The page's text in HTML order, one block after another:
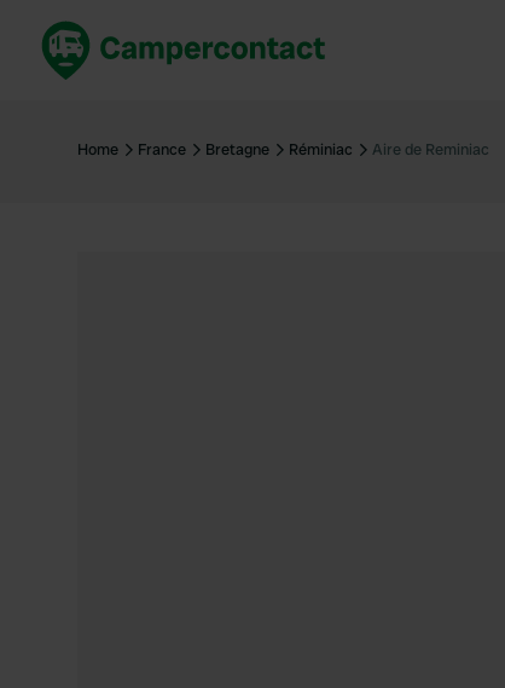
France
France
Home France Bretagne Réminiac Aire de Reminiac